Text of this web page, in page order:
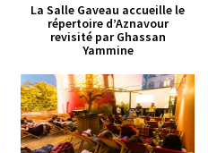
La Salle Gaveau accueille le
répertoire d’Aznavour
revisité par Ghassan
Yammine